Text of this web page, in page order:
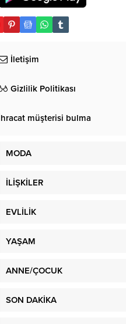
İletişim
Gizlilik Politikası
MODA
İLİŞKİLER
EVLİLİK
YAŞAM
ANNE/ÇOCUK